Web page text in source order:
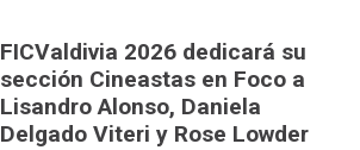
FICValdivia 2026 dedicará su
sección Cineastas en Foco a
Lisandro Alonso, Daniela
Delgado Viteri y Rose Lowder